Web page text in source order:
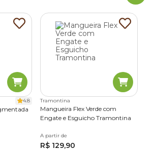
para jardinagem. Basta
precisa e começar hoje mesmo a se
relaxante.
jardinagem com menor preço é
por
preço
, não existe lugar melhor
da Cobasi. Nós temos as melhores
terrasevasos com descontos
a nossaCompra Programadae
o seu jardim precisa.
4.8 Tramontina
Mangueira Flex Verde com
Engate e Esguicho Tramontina
A partir de
R$ 129,90